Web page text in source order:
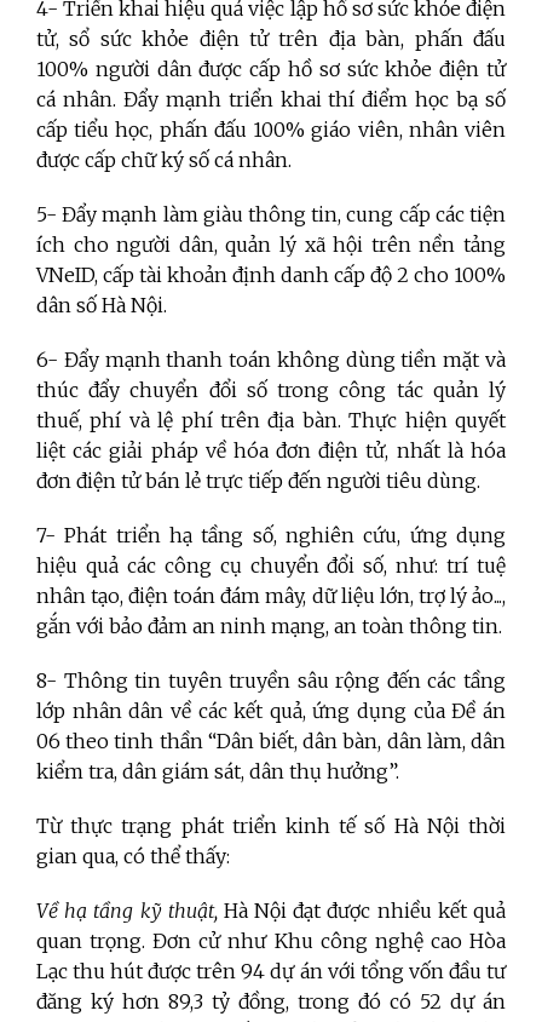
4- Triển khai hiệu quả việc lập hồ sơ sức khỏe điện
tử, sổ sức khỏe điện tử trên địa bàn, phấn đấu
100% người dân được cấp hồ sơ sức khỏe điện tử
cá nhân. Đẩy mạnh triển khai thí điểm học bạ số
cấp tiểu học, phấn đấu 100% giáo viên, nhân viên
được cấp chữ ký số cá nhân.
5- Đẩy mạnh làm giàu thông tin, cung cấp các tiện
ích cho người dân, quản lý xã hội trên nền tảng
VNeID, cấp tài khoản định danh cấp độ 2 cho 100%
dân số Hà Nội.
6- Đẩy mạnh thanh toán không dùng tiền mặt và
thúc đẩy chuyển đổi số trong công tác quản lý
thuế, phí và lệ phí trên địa bàn. Thực hiện quyết
liệt các giải pháp về hóa đơn điện tử, nhất là hóa
đơn điện tử bán lẻ trực tiếp đến người tiêu dùng.
7- Phát triển hạ tầng số, nghiên cứu, ứng dụng
hiệu quả các công cụ chuyển đổi số, như: trí tuệ
nhân tạo, điện toán đám mây, dữ liệu lớn, trợ lý ảo...,
gắn với bảo đảm an ninh mạng, an toàn thông tin.
8- Thông tin tuyên truyền sâu rộng đến các tầng
lớp nhân dân về các kết quả, ứng dụng của Đề án
06 theo tinh thần “Dân biết, dân bàn, dân làm, dân
kiểm tra, dân giám sát, dân thụ hưởng”.
Từ thực trạng phát triển kinh tế số Hà Nội thời
gian qua, có thể thấy:
Về hạ tầng kỹ thuật, Hà Nội đạt được nhiều kết quả
quan trọng. Đơn cử như Khu công nghệ cao Hòa
Lạc thu hút được trên 94 dự án với tổng vốn đầu tư
đăng ký hơn 89,3 tỷ đồng, trong đó có 52 dự án